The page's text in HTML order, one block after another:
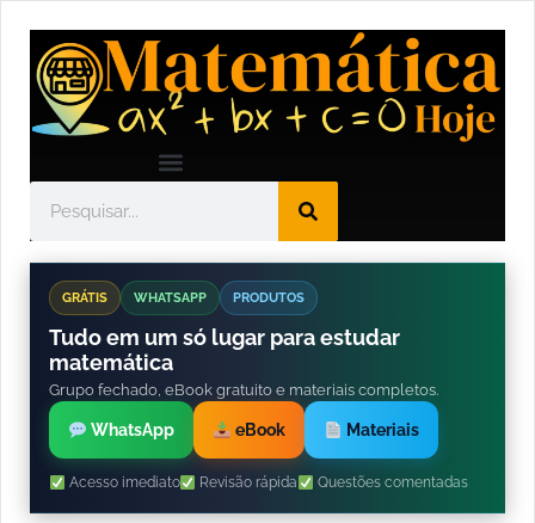
GRÁTIS WHATSAPP PRODUTOS
Tudo em um só lugar para estudar
matemática
Grupo fechado, eBook gratuito e materiais completos.
WhatsApp eBook Materiais
Acesso imediato Revisão rápida Questões comentadas